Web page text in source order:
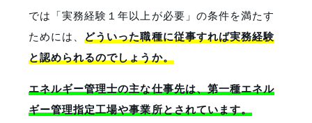
では「実務経験１年以上が必要」の条件を満たす
ためには、どういった職種に従事すれば実務経験
と認められるのでしょうか。
エネルギー管理士の主な仕事先は、第一種エネル
ギー管理指定工場や事業所とされています。